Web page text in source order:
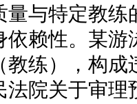
量与特定教
依赖性。某
教练），构
法院关于审